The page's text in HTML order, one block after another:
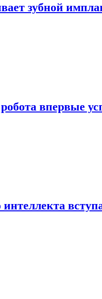
зубной
впервые